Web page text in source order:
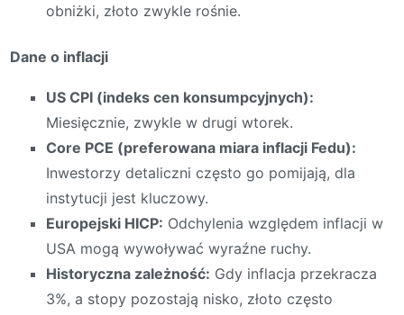
obniżki, złoto zwykle rośnie.
Dane o inflacji
US CPI (indeks cen konsumpcyjnych):
Miesięcznie, zwykle w drugi wtorek.
Core PCE (preferowana miara inflacji Fedu):
Inwestorzy detaliczni często go pomijają, dla
instytucji jest kluczowy.
Europejski HICP: Odchylenia względem inflacji w
USA mogą wywoływać wyraźne ruchy.
Historyczna zależność: Gdy inflacja przekracza
3%, a stopy pozostają nisko, złoto często